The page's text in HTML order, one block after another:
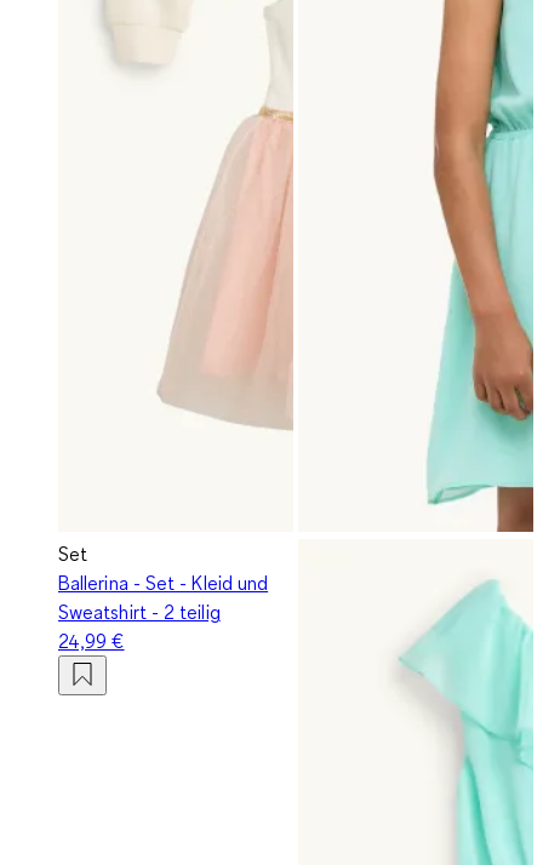
Set
Ballerina - Set - Kleid und
Sweatshirt - 2 teilig
24,99 €